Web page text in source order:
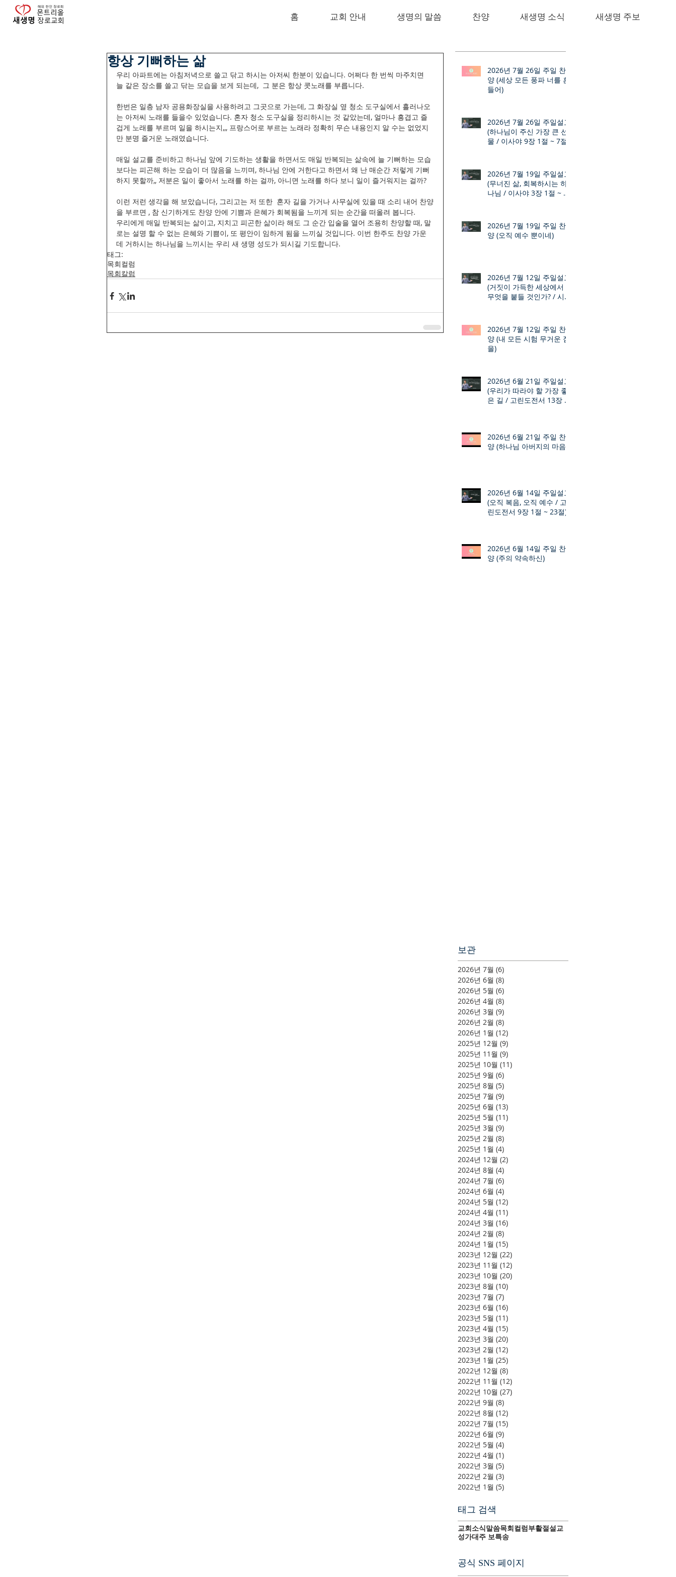
홈 교회 안내 생명의 말씀 찬양 새생명 소식 새생명 주보
항상 기뻐하는 삶
우리 아파트에는 아침저녁으로 쓸고 닦고 하시는 아저씨 한분이 있습니다. 어쩌다 한 번씩 마주치면
늘 같은 장소를 쓸고 닦는 모습을 보게 되는데,  그 분은 항상 콧노래를 부릅니다.
한번은 일층 남자 공용화장실을 사용하려고 그곳으로 가는데, 그 화장실 옆 청소 도구실에서 흘러나오
는 아저씨 노래를 들을수 있었습니다. 혼자 청소 도구실을 정리하시는 것 같았는데, 얼마나 흥겹고 즐
겁게 노래를 부르며 일을 하시는지,,, 프랑스어로 부르는 노래라 정확히 무슨 내용인지 알 수는 없었지
만 분명 즐거운 노래였습니다.
매일 설교를 준비하고 하나님 앞에 기도하는 생활을 하면서도 매일 반복되는 삶속에 늘 기뻐하는 모습
보다는 피곤해 하는 모습이 더 많음을 느끼며, 하나님 안에 거한다고 하면서 왜 난 매순간 저렇게 기뻐
하지 못할까,, 저분은 일이 좋아서 노래를 하는 걸까, 아니면 노래를 하다 보니 일이 즐거워지는 걸까?
이런 저런 생각을 해 보았습니다, 그리고는 저 또한  혼자 길을 가거나 사무실에 있을 때 소리 내어 찬양
을 부르면 , 참 신기하게도 찬양 안에 기쁨과 은혜가 회복됨을 느끼게 되는 순간을 떠올려 봅니다.
우리에게 매일 반복되는 삶이고, 지치고 피곤한 삶이라 해도 그 순간 입술을 열어 조용히 찬양할 때, 말
로는 설명 할 수 없는 은혜와 기쁨이, 또 평안이 임하게 됨을 느끼실 것입니다. 이번 한주도 찬양 가운
데 거하시는 하나님을 느끼시는 우리 새 생명 성도가 되시길 기도합니다.
태그:
목회컬럼
목회칼럼
2026년 7월 26일 주일 찬
양 (세상 모든 풍파 너를 흔
들어)
2026년 7월 26일 주일설교
(하나님이 주신 가장 큰 선
물 / 이사야 9장 1절 ~ 7절)
2026년 7월 19일 주일설교
(무너진 삶, 회복하시는 하
나님 / 이사야 3장 1절 ~ 12
2026년 7월 19일 주일 찬
양 (오직 예수 뿐이네)
2026년 7월 12일 주일설교
(거짓이 가득한 세상에서
무엇을 붙들 것인가? / 시편
2026년 7월 12일 주일 찬
양 (내 모든 시험 무거운 짐
을)
2026년 6월 21일 주일설교
(우리가 따라야 할 가장 좋
은 길 / 고린도전서 13장 1
2026년 6월 21일 주일 찬
양 (하나님 아버지의 마음)
2026년 6월 14일 주일설교
(오직 복음, 오직 예수 / 고
린도전서 9장 1절 ~ 23절)
2026년 6월 14일 주일 찬
양 (주의 약속하신)
보관
2026년 7월 (6)
2026년 6월 (8)
2026년 5월 (6)
2026년 4월 (8)
2026년 3월 (9)
2026년 2월 (8)
2026년 1월 (12)
2025년 12월 (9)
2025년 11월 (9)
2025년 10월 (11)
2025년 9월 (6)
2025년 8월 (5)
2025년 7월 (9)
2025년 6월 (13)
2025년 5월 (11)
2025년 3월 (9)
2025년 2월 (8)
2025년 1월 (4)
2024년 12월 (2)
2024년 8월 (4)
2024년 7월 (6)
2024년 6월 (4)
2024년 5월 (12)
2024년 4월 (11)
2024년 3월 (16)
2024년 2월 (8)
2024년 1월 (15)
2023년 12월 (22)
2023년 11월 (12)
2023년 10월 (20)
2023년 8월 (10)
2023년 7월 (7)
2023년 6월 (16)
2023년 5월 (11)
2023년 4월 (15)
2023년 3월 (20)
2023년 2월 (12)
2023년 1월 (25)
2022년 12월 (8)
2022년 11월 (12)
2022년 10월 (27)
2022년 9월 (8)
2022년 8월 (12)
2022년 7월 (15)
2022년 6월 (9)
2022년 5월 (4)
2022년 4월 (1)
2022년 3월 (5)
2022년 2월 (3)
2022년 1월 (5)
태그 검색
교회소식말씀목회컬럼 부활절설교
성가대 주 보특송
공식 SNS 페이지